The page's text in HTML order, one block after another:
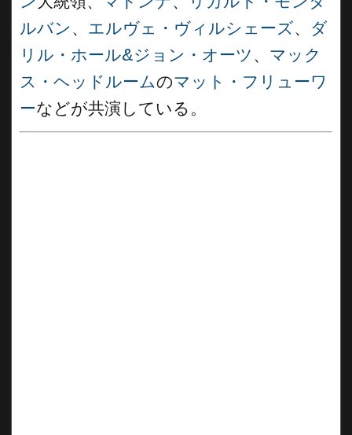
ルバン 、 エルヴェ・ヴィルシェーズ、 ダ
リル・ホール&ジョン・オーツ 、 マック
ス・ヘッドルームのマット・フリューワ
ーなどが共演している。